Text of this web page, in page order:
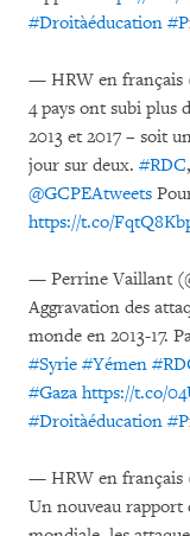
#Droitàéducation
— HRW en français
4 pays ont subi plus
2013 et 2017 – soit
jour sur deux. #RDC,
@GCPEAtweets
https://t.co/
— Perrine Vaillant
Aggravation des
monde en 2013-17.
#Syrie #Yémen
#Gaza https://t.co/
#Droitàéducation
— HRW en français
Un nouveau rapport